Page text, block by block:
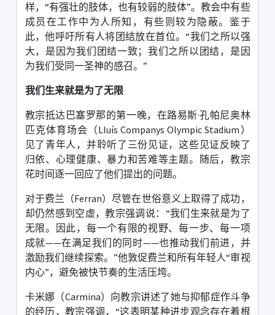
样， “有强壮的肢体，也有较弱的肢体”。教会中有些
成员在工作中为人所知，有些则较为隐蔽。鉴于
此，他呼吁所有人将团结放在首位。“我们之所以强
大，是因为我们团结一致；我们之所以团结，是因
为我们受同一圣神的感召。 ”
我们生来就是为了无限
教宗抵达巴塞罗那的第一晚，在路易斯·孔帕尼奥林
匹克体育场会（Lluís Companys Olympic Stadium ）
见了青年人，并聆听了三份见证，这些见证反映了
归依、心理健康、暴力和苦难等主题。
随后，教宗
花时间逐一回应了他们提出的问题。
对于费兰（Ferran）尽管在世俗意义上取得了成功，
却仍然感到空虚，教宗强调说： “我们生来就是为了
无限。因此，每一个有限的视野、每一步、每一项
成就——在满足我们的同时——也推动我们前进，并
激励我们继续探索。 ”他敦促费兰和所有年轻人“审视
内心”，避免被快节奏的生活压垮。
卡米娜（Carmina）向教宗讲述了她与抑郁症作斗争
的经历，教宗强调， “这表明某种进步观念存在着根